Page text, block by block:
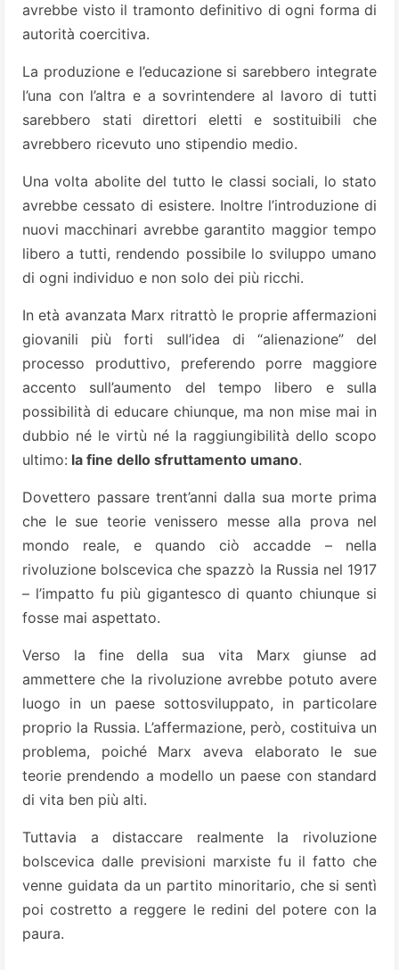
avrebbe visto il tramonto definitivo di ogni forma di
autorità coercitiva.
La produzione e l’educazione si sarebbero integrate
l’una con l’altra e a sovrintendere al lavoro di tutti
sarebbero stati direttori eletti e sostituibili che
avrebbero ricevuto uno stipendio medio.
Una volta abolite del tutto le classi sociali, lo stato
avrebbe cessato di esistere. Inoltre l’introduzione di
nuovi macchinari avrebbe garantito maggior tempo
libero a tutti, rendendo possibile lo sviluppo umano
di ogni individuo e non solo dei più ricchi.
In età avanzata Marx ritrattò le proprie affermazioni
giovanili più forti sull’idea di “alienazione” del
processo produttivo, preferendo porre maggiore
accento sull’aumento del tempo libero e sulla
possibilità di educare chiunque, ma non mise mai in
dubbio né le virtù né la raggiungibilità dello scopo
ultimo: la fine dello sfruttamento umano.
Dovettero passare trent’anni dalla sua morte prima
che le sue teorie venissero messe alla prova nel
mondo reale, e quando ciò accadde – nella
rivoluzione bolscevica che spazzò la Russia nel 1917
– l’impatto fu più gigantesco di quanto chiunque si
fosse mai aspettato.
Verso la fine della sua vita Marx giunse ad
ammettere che la rivoluzione avrebbe potuto avere
luogo in un paese sottosviluppato, in particolare
proprio la Russia. L’affermazione, però, costituiva un
problema, poiché Marx aveva elaborato le sue
teorie prendendo a modello un paese con standard
di vita ben più alti.
Tuttavia a distaccare realmente la rivoluzione
bolscevica dalle previsioni marxiste fu il fatto che
venne guidata da un partito minoritario, che si sentì
poi costretto a reggere le redini del potere con la
paura.